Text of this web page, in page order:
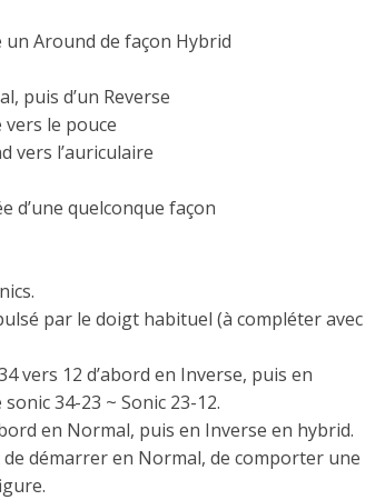
un Around de façon Hybrid
puis d’un Reverse
le pouce
vers l’auriculaire
d’une quelconque façon
par le doigt habituel (à compléter avec
vers 12 d’abord en Inverse, puis en
34-23 ~ Sonic 23-12.
en Normal, puis en Inverse en hybrid.
démarrer en Normal, de comporter une